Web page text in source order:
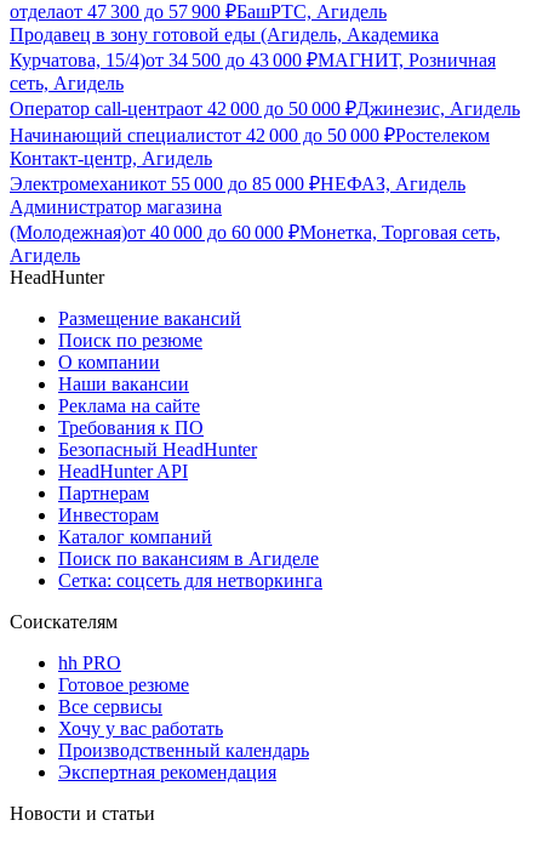
отделаот 47 300 до 57 900 ₽БашРТС, Агидель
Продавец в зону готовой еды (Агидель, Академика
Курчатова, 15/4)от 34 500 до 43 000 ₽МАГНИТ, Розничная
сеть, Агидель
Оператор call-центраот 42 000 до 50 000 ₽Джинезис, Агидель
Начинающий специалистот 42 000 до 50 000 ₽Ростелеком
Контакт-центр, Агидель
Электромеханикот 55 000 до 85 000 ₽НЕФАЗ, Агидель
Администратор магазина
(Молодежная)от 40 000 до 60 000 ₽Монетка, Торговая сеть,
Агидель
HeadHunter
Размещение вакансий
Поиск по резюме
О компании
Наши вакансии
Реклама на сайте
Требования к ПО
Безопасный HeadHunter
HeadHunter API
Партнерам
Инвесторам
Каталог компаний
Поиск по вакансиям в Агиделе
Сетка: соцсеть для нетворкинга
Соискателям
hh PRO
Готовое резюме
Все сервисы
Хочу у вас работать
Производственный календарь
Экспертная рекомендация
Новости и статьи